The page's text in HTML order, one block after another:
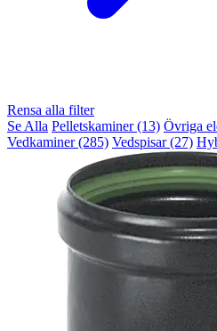
Rensa alla filter
Se Alla Pelletskaminer (13) Övriga
Vedkaminer (285) Vedspisar (27)